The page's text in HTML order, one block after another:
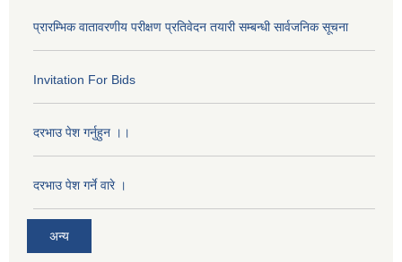
प्रारम्भिक वातावरणीय परीक्षण प्रतिवेदन तयारी सम्बन्धी सार्वजनिक सूचना
Invitation For Bids
दरभाउ पेश गर्नुहुन ।।
दरभाउ पेश गर्ने वारे ।
अन्य